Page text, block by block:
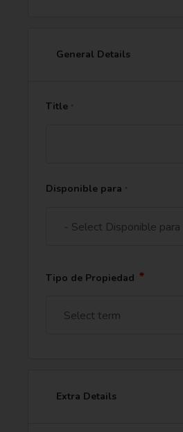
General Details
Title *
Disponible para *
- Select Disponible para
Tipo de Propiedad *
Select term
Extra Details